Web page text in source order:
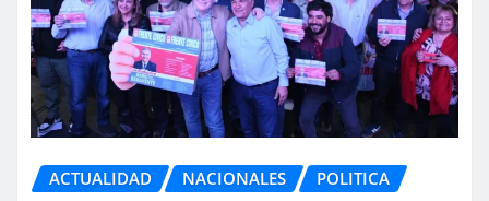
ACTUALIDAD NACIONALES POLITICA